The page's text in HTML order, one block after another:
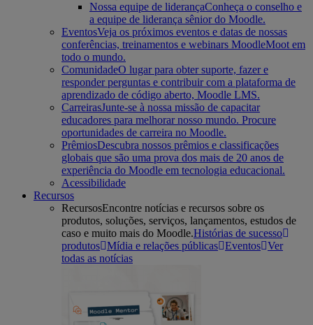
Nossa equipe de liderançaConheça o conselho e
a equipe de liderança sênior do Moodle.
EventosVeja os próximos eventos e datas de nossas
conferências, treinamentos e webinars MoodleMoot em
todo o mundo.
ComunidadeO lugar para obter suporte, fazer e
responder perguntas e contribuir com a plataforma de
aprendizado de código aberto, Moodle LMS.
CarreirasJunte-se à nossa missão de capacitar
educadores para melhorar nosso mundo. Procure
oportunidades de carreira no Moodle.
PrêmiosDescubra nossos prêmios e classificações
globais que são uma prova dos mais de 20 anos de
experiência do Moodle em tecnologia educacional.
Acessibilidade
Recursos
RecursosEncontre notícias e recursos sobre os
produtos, soluções, serviços, lançamentos, estudos de
caso e muito mais do Moodle.Histórias de sucesso
produtos Mídia e relações públicas Eventos Ver
todas as notícias